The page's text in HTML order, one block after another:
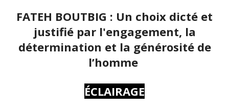
FATEH BOUTBIG : Un choix dicté et
justifié par l'engagement, la
détermination et la générosité de
l’homme
ÉCLAIRAGE